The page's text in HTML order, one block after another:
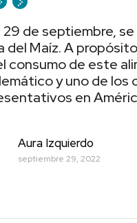
de septiembre,
del Maíz. A
consumo de este
y uno de los
en
Aura Izquierdo
septiembre 29, 2022